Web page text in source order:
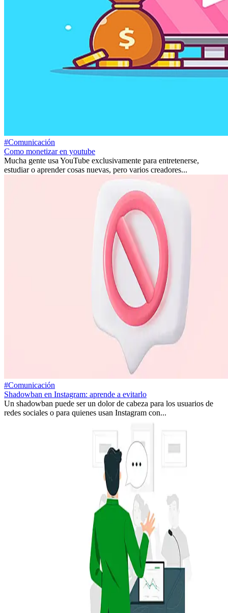
#Comunicación
Como monetizar en youtube
Mucha gente usa YouTube exclusivamente para entretenerse,
estudiar o aprender cosas nuevas, pero varios creadores...
#Comunicación
Shadowban en Instagram: aprende a evitarlo
Un shadowban puede ser un dolor de cabeza para los usuarios de
redes sociales o para quienes usan Instagram con...